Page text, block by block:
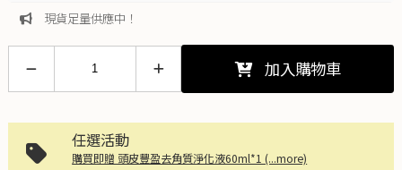
現貨足量供應中！
加入購物車
任選活動
購買即贈 頭皮豐盈去角質淨化液60ml*1 (...more)